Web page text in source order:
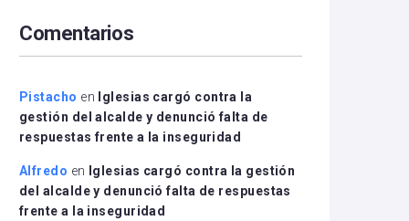
disminuir
el
Comentarios
Pistacho en
Iglesias cargó contra la
gestión del alcalde y denunció falta de
respuestas frente a la inseguridad
Alfredo en
Iglesias cargó contra la gestión
del alcalde y denunció falta de respuestas
frente a la inseguridad